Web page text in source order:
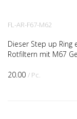
20.00 / Pc.
FL-AR-F67-M62
Dieser Step up Ring
Rotfiltern mit M67